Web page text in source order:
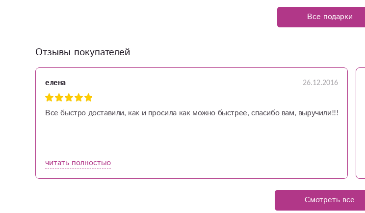
Все подарки
Отзывы покупателей
елена 26.12.2016
Все быстро доставили, как и просила как можно быстрее, спасибо вам, выручили!!!
читать полностью
Смотреть все